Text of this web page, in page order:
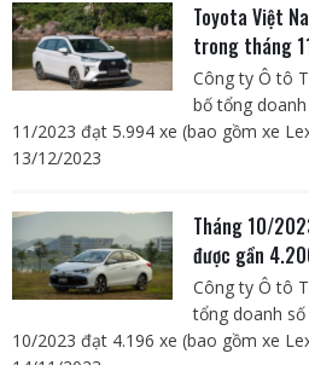
Toyota Việt
trong tháng
Công ty Ô tô
bố tổng
11/2023 đạt 5.994 xe (bao gồm xe
13/12/2023
Tháng 10/
được gần
Công ty Ô tô
tổng doanh
10/2023 đạt 4.196 xe (bao gồm xe